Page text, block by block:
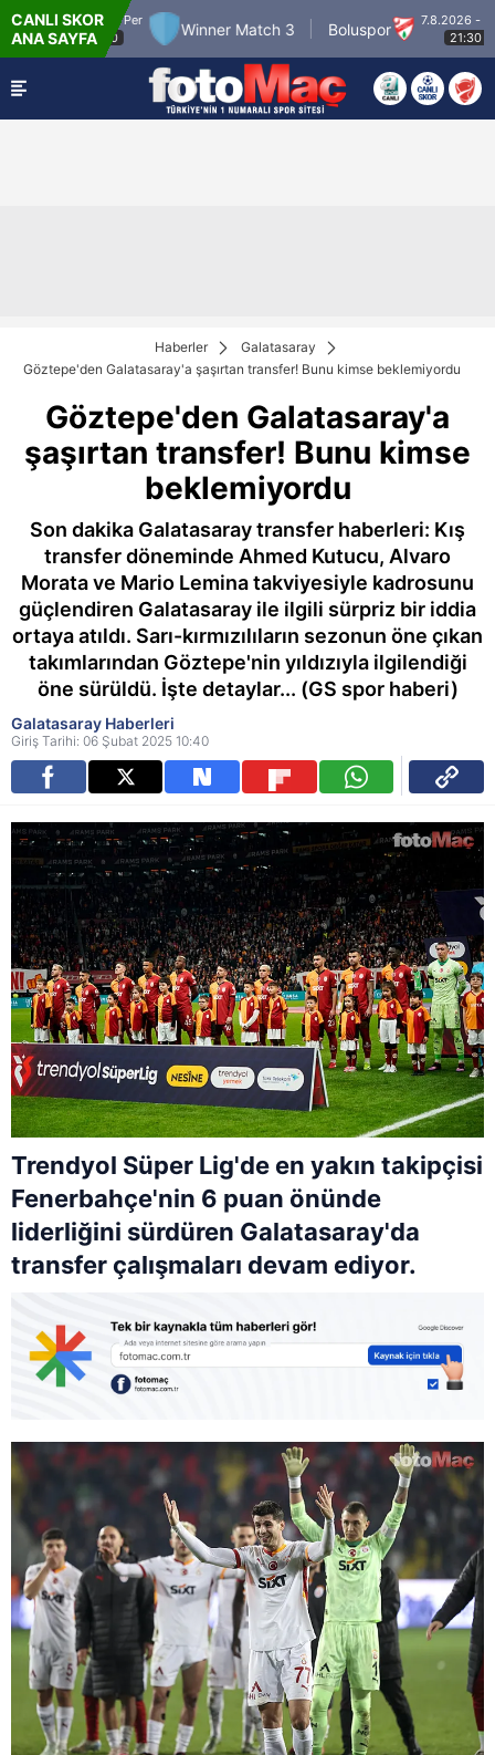
CANLI SKOR
ANA SAYFA
Winner Match 3 Boluspor
7.8.2026 - Cum
21:30
Manisa FK
Haberler
Galatasaray
Göztepe'den Galatasaray'a şaşırtan transfer! Bunu kimse beklemiyordu
Göztepe'den Galatasaray'a
şaşırtan transfer! Bunu kimse
beklemiyordu
Son dakika Galatasaray transfer haberleri: Kış
transfer döneminde Ahmed Kutucu, Alvaro
Morata ve Mario Lemina takviyesiyle kadrosunu
güçlendiren Galatasaray ile ilgili sürpriz bir iddia
ortaya atıldı. Sarı-kırmızılıların sezonun öne çıkan
takımlarından Göztepe'nin yıldızıyla ilgilendiği
öne sürüldü. İşte detaylar... (GS spor haberi)
Galatasaray Haberleri
Giriş Tarihi: 06 Şubat 2025 10:40
Trendyol Süper Lig'de en yakın takipçisi
Fenerbahçe'nin 6 puan önünde
liderliğini sürdüren Galatasaray'da
transfer çalışmaları devam ediyor.